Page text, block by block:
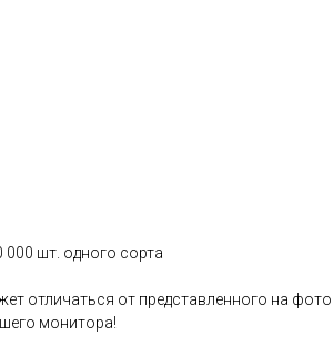
000 шт. одного сорта
отличаться от представленного на
монитора!